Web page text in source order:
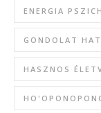
ENERGIA
GONDOLAT
HASZNOS